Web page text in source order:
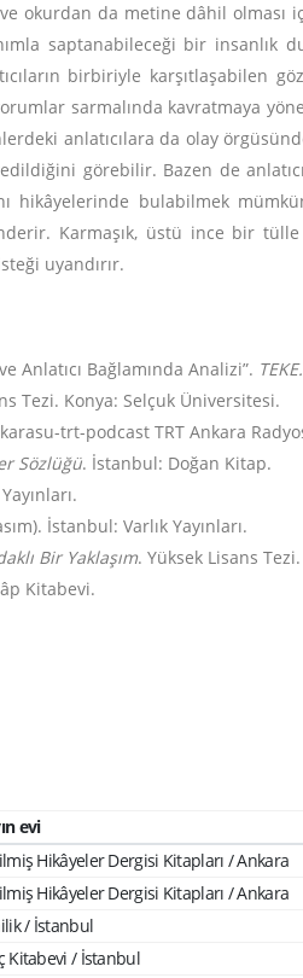
okurdan da metine dâhil olması
saptanabileceği bir
birbiriyle karşıtlaşabilen
sarmalında kavratmaya
anlatıcılara da olay
görebilir. Bazen de
hikâyelerinde bulabilmek
Karmaşık, üstü ince bir
uyandırır.
Anlatıcı Bağlamında Analizi”. TEKE.
Tezi. Konya: Selçuk Üniversitesi.
trt-podcast TRT Ankara
Sözlüğü. İstanbul: Doğan Kitap.
İstanbul: Varlık Yayınları.
Bir Yaklaşım. Yüksek Lisans
Kitabevi.
evi
Hikâyeler Dergisi Kitapları / Ankara
Hikâyeler Dergisi Kitapları / Ankara
/ İstanbul
Kitabevi / İstanbul